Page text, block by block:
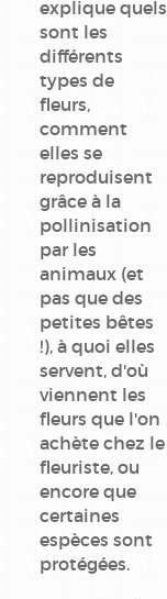
explique quels
sont les
différents
types de
fleurs,
comment
elles se
reproduisent
grâce à la
pollinisation
par les
animaux (et
pas que des
petites bêtes
!), à quoi elles
servent, d'où
viennent les
fleurs que l'on
achète chez le
fleuriste, ou
encore que
certaines
espèces sont
protégées.